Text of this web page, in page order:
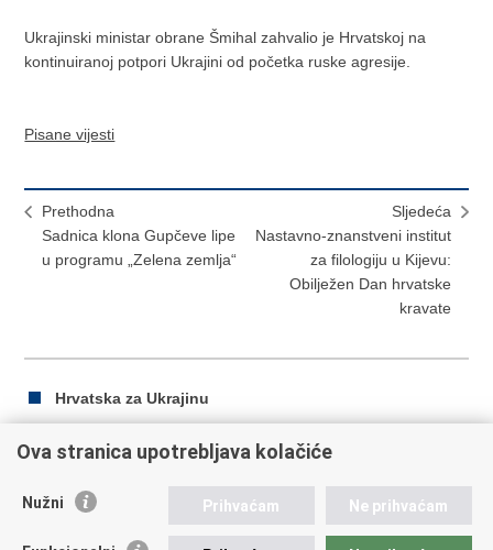
Ukrajinski ministar obrane Šmihal zahvalio je Hrvatskoj na
kontinuiranoj potpori Ukrajini od početka ruske agresije.
Pisane vijesti
Prethodna
Sadnica klona Gupčeve lipe
u programu „Zelena zemlja“
Sljedeća
Nastavno-znanstveni institut
za filologiju u Kijevu:
Obilježen Dan hrvatske
kravate
Hrvatska za Ukrajinu
Ispiši
Podijeli
Ova stranica upotrebljava kolačiće
Nužni Prihvaćam Ne prihvaćam